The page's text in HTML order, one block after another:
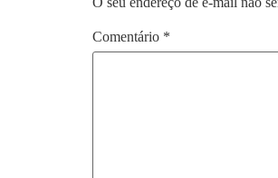
Comentário *